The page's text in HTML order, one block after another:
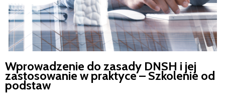
Wprowadzenie do zasady DNSH i jej
zastosowanie w praktyce – Szkolenie od
podstaw